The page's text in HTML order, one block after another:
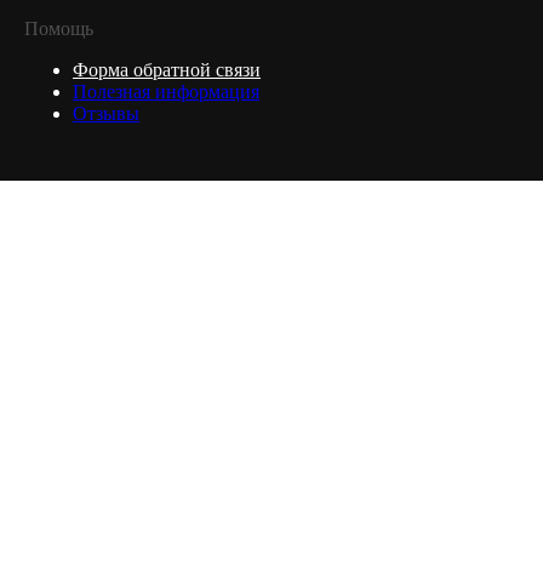
Помощь
Форма обратной связи
Полезная информация
Отзывы